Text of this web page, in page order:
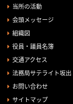
当所の活動
会頭メッセージ
組織図
役員・議員名簿
交通アクセス
法務局サテライト坂出
お問い合わせ
サイトマップ